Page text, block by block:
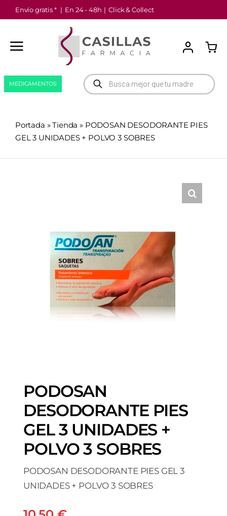
Saltar
al
Envío gratis * | En 24 - 48h | Click & Collect
Búsqueda
de
productos
MEDICAMENTOS
Portada »Tienda » PODOSAN DESODORANTE PIES
GEL 3 UNIDADES + POLVO 3 SOBRES
PODOSAN
DESODORANTE PIES
GEL 3 UNIDADES +
POLVO 3 SOBRES
PODOSAN DESODORANTE PIES GEL 3
UNIDADES + POLVO 3 SOBRES